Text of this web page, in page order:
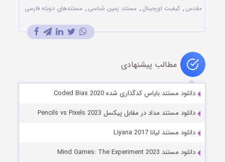
مقدس , کیفیت اورجینال , مستند زمین شناسی , مستندهای دوبله فارسی
مطالب پیشنهادی
دانلود مستند بایاس کدگذاری شده Coded Bias 2020
دانلود مستند مداد در مقابل پیکسل Pencils vs Pixels 2023
دانلود مستند لیانا Liyana 2017
دانلود مستند Mind Games: The Experiment 2023